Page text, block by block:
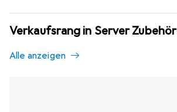
Verkaufsrang in Server Zubehör
Alle anzeigen